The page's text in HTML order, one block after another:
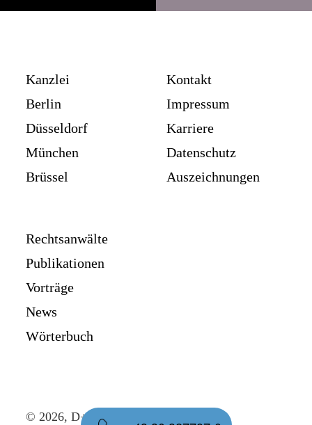
Kanzlei
Berlin
Düsseldorf
München
Brüssel
Kontakt
Impressum
Karriere
Datenschutz
Auszeichnungen
Rechtsanwälte
Publikationen
Vorträge
News
Wörterbuch
© 2026, D+B Rechtsanwälte